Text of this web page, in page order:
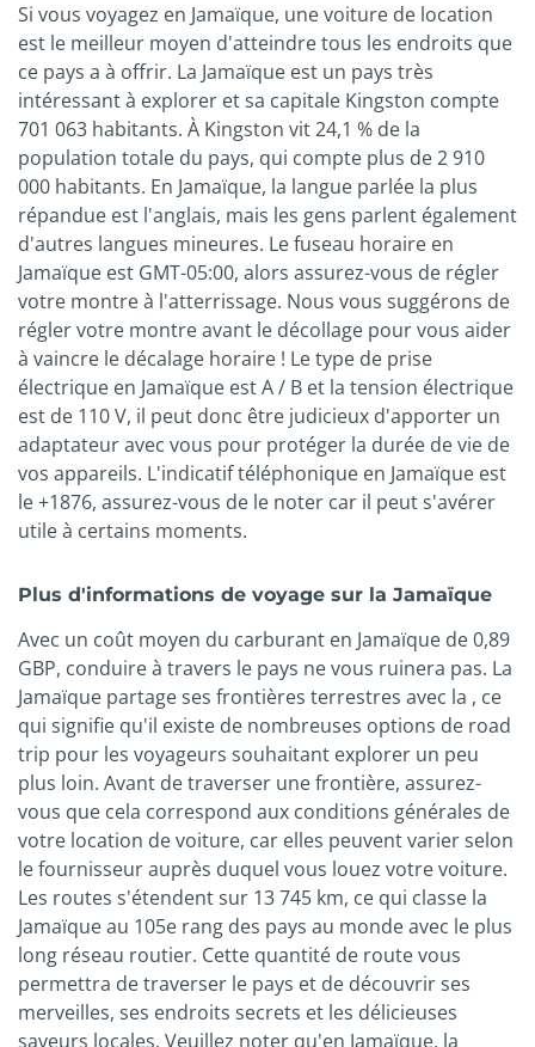
Si vous voyagez en Jamaïque, une voiture de location
est le meilleur moyen d'atteindre tous les endroits que
ce pays a à offrir. La Jamaïque est un pays très
intéressant à explorer et sa capitale Kingston compte
701 063 habitants. À Kingston vit 24,1 % de la
population totale du pays, qui compte plus de 2 910
000 habitants. En Jamaïque, la langue parlée la plus
répandue est l'anglais, mais les gens parlent également
d'autres langues mineures. Le fuseau horaire en
Jamaïque est GMT-05:00, alors assurez-vous de régler
votre montre à l'atterrissage. Nous vous suggérons de
régler votre montre avant le décollage pour vous aider
à vaincre le décalage horaire ! Le type de prise
électrique en Jamaïque est A / B et la tension électrique
est de 110 V, il peut donc être judicieux d'apporter un
adaptateur avec vous pour protéger la durée de vie de
vos appareils. L'indicatif téléphonique en Jamaïque est
le +1876, assurez-vous de le noter car il peut s'avérer
utile à certains moments.
Plus d'informations de voyage sur la Jamaïque
Avec un coût moyen du carburant en Jamaïque de 0,89
GBP, conduire à travers le pays ne vous ruinera pas. La
Jamaïque partage ses frontières terrestres avec la , ce
qui signifie qu'il existe de nombreuses options de road
trip pour les voyageurs souhaitant explorer un peu
plus loin. Avant de traverser une frontière, assurez-
vous que cela correspond aux conditions générales de
votre location de voiture, car elles peuvent varier selon
le fournisseur auprès duquel vous louez votre voiture.
Les routes s'étendent sur 13 745 km, ce qui classe la
Jamaïque au 105e rang des pays au monde avec le plus
long réseau routier. Cette quantité de route vous
permettra de traverser le pays et de découvrir ses
merveilles, ses endroits secrets et les délicieuses
saveurs locales. Veuillez noter qu'en Jamaïque, la